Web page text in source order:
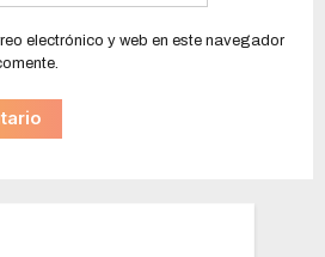
electrónico y web en este navegador